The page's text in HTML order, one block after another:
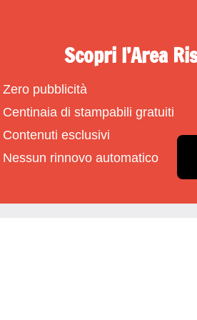
Scopri l’Area
Zero pubblicità
Centinaia di stampabili gratuiti
Contenuti esclusivi
Nessun rinnovo automatico